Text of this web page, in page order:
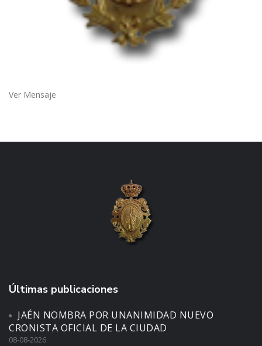
Ver Mensaje
Últimas publicaciones
JAÉN NOMBRA POR UNANIMIDAD NUEVO
CRONISTA OFICIAL DE LA CIUDAD
08-08-2026